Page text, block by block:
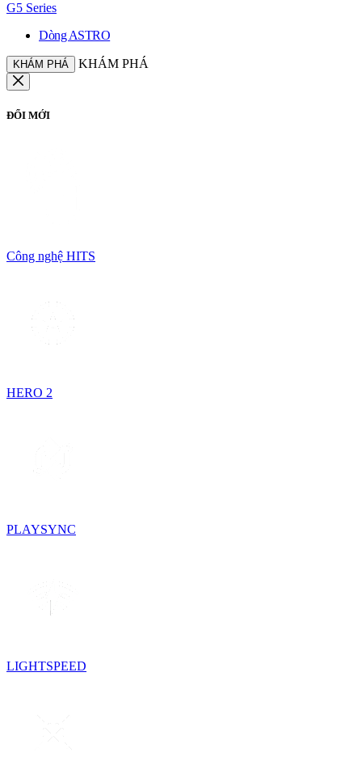
G5 Series
Dòng ASTRO
KHÁM PHÁ KHÁM PHÁ
ĐỔI MỚI
Công nghệ HITS
HERO 2
PLAYSYNC
LIGHTSPEED